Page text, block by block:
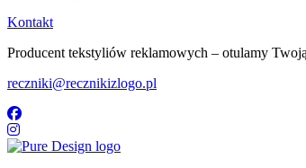
Kontakt
Producent tekstyliów reklamowych – otulamy
reczniki@recznikizlogo.pl